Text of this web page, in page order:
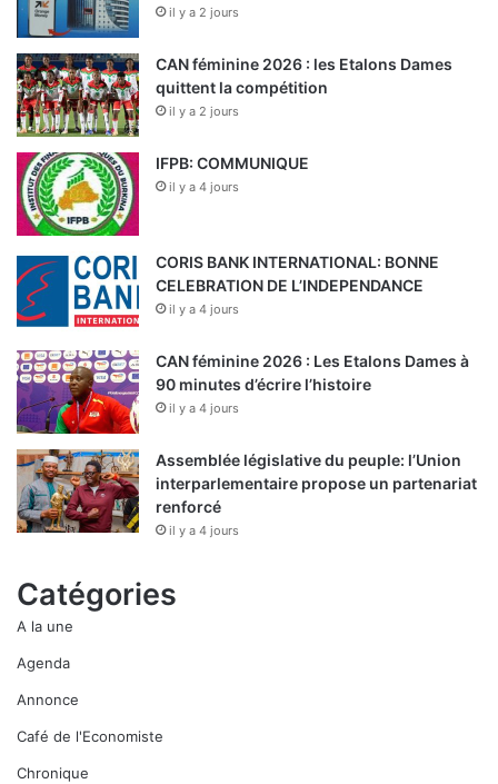
il y a 2 jours
CAN féminine 2026 : les Etalons Dames
quittent la compétition
il y a 2 jours
IFPB: COMMUNIQUE
il y a 4 jours
CORIS BANK INTERNATIONAL: BONNE
CELEBRATION DE L’INDEPENDANCE
il y a 4 jours
CAN féminine 2026 : Les Etalons Dames à
90 minutes d’écrire l’histoire
il y a 4 jours
Assemblée législative du peuple: l’Union
interparlementaire propose un partenariat
renforcé
il y a 4 jours
Catégories
A la une
Agenda
Annonce
Café de l'Economiste
Chronique